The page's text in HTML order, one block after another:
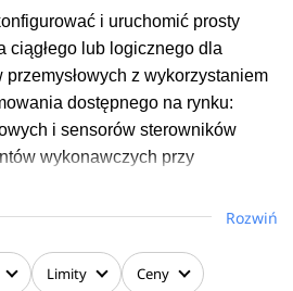
i uruchomić prosty
ciągłego lub logicznego dla
przemysłowych z wykorzystaniem
dostępnego na rynku:
i sensorów sterowników
wykonawczych przy
oprogramowaniem
Rozwiń
Limity Ceny